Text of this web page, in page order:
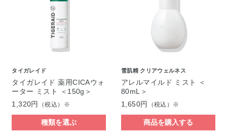
タイガレイド
タイガレイド 薬用CICAウォ
ーター ミスト ＜150g＞
1,320円
（税込）※
種類を選ぶ
雪肌精 クリアウェルネス
アレルマイルド ミスト ＜
80mL＞
1,650円
（税込）※
商品を購入する